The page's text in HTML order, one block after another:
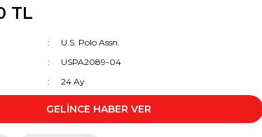
TL
U.S. Polo Assn.
USPA2089-04
24 Ay
GELİNCE HABER VER